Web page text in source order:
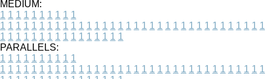
MEDIUM:
1 1 1 1 1 1 1 1 1 1
1 1 1 1 1 1 1 1 1 1 1 1 1 1 1 1 1 1 1 1 1 1 1 1 1 1 1 1 1 1 1 1 1 1
1 1 1 1 1 1 1 1 1 1 1 1 1 1 1 1
PARALLELS:
1 1 1 1 1 1 1 1 1 1
1 1 1 1 1 1 1 1 1 1 1 1 1 1 1 1 1 1 1 1 1 1 1 1 1 1 1 1 1 1 1 1 1 1